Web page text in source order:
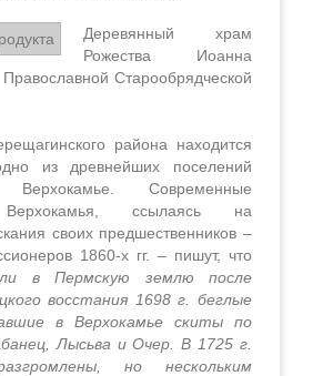
Деревянный храм
Рожества Иоанна
Старообрядческой
района находится
из древнейших поселений
Современные
Верхокамья, ссылаясь на
своих предшественников –
1860-х гг. – пишут, что
в Пермскую землю после
восстания 1698 г. беглые
в Верхокамье скиты по
Лысьва и Очер. В 1725 г.
но нескольким